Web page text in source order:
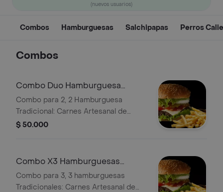
(nuevos usuarios)
Combos Hamburguesas Salchipapas Perros
Combos
Combo Duo Hamburguesa
Tradicional Papas Bebida
Combo para 2, 2 Hamburguesa
Tradicional: Carnes Artesanal de
(125gr), queso americano, huevo,
y 2 porciones de papa francesa
$ 50.000
Combo X3 Hamburguesas
Tradicionales Bebida
Combo para 3, 3 hamburguesas
Tradicionales: Carnes Artesanal de